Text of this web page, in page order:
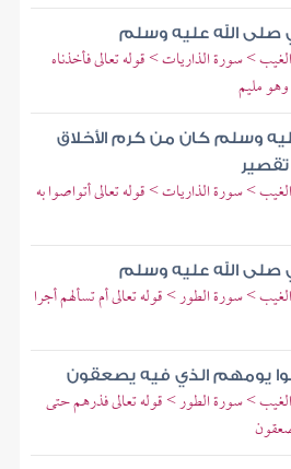
صلى الله عليه وسلم
> سورة الذاريات > قوله تعالى فأخذناه
وهو مليم
وسلم كان من كرم الأخلاق
الغيب > سورة الذاريات > قوله تعالى أتواصوا به
صلى الله عليه وسلم
> سورة الطور > قوله تعالى أم تسألهم أجرا
يومهم الذي فيه يصعقون
الغيب > سورة الطور > قوله تعالى فذرهم حتى